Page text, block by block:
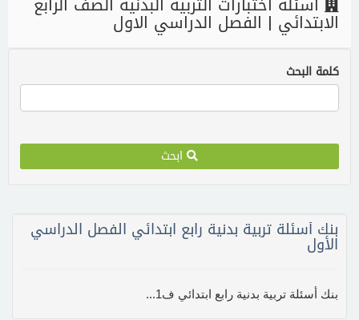
الابتدائي | الفصل الدراسي الاول
كلمة البحث
ابحث
بنك أسئلة تربية بدنية رابع ابتدائي الفصل الدراسي
الأول
بنك أسئلة تربية بدنية رابع ابتدائي ف1...